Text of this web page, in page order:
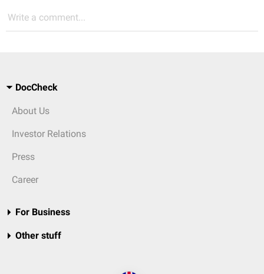
Write a comment...
DocCheck
About Us
Investor Relations
Press
Career
For Business
Other stuff